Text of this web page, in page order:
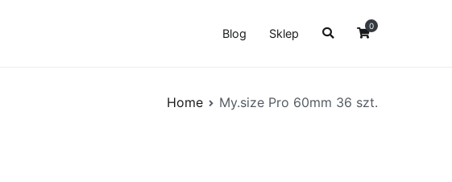
Blog Sklep
0
Home My.size Pro 60mm 36 szt.